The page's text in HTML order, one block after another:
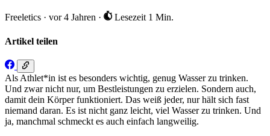
Freeletics · vor 4 Jahren · Lesezeit 1 Min.
Artikel teilen
Als Athlet*in ist es besonders wichtig, genug Wasser zu trinken.
Und zwar nicht nur, um Bestleistungen zu erzielen. Sondern auch,
damit dein Körper funktioniert. Das weiß jeder, nur hält sich fast
niemand daran. Es ist nicht ganz leicht, viel Wasser zu trinken. Und
ja, manchmal schmeckt es auch einfach langweilig.